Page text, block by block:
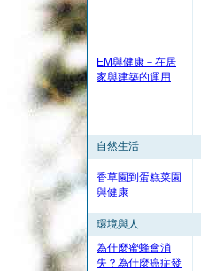
EM與健康－在居
家與建築的運用
自然生活
香草園到蛋糕菜園
與健康
環境與人
為什麼蜜蜂會消
失？為什麼癌症發